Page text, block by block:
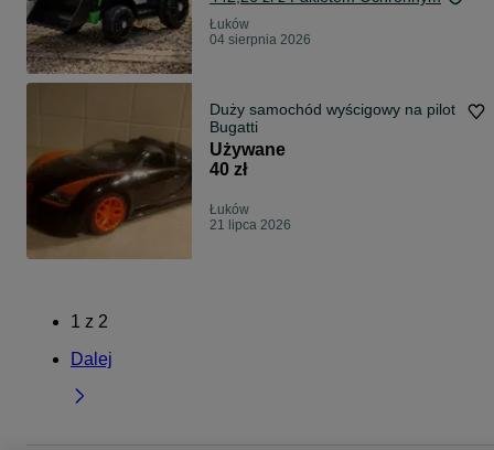
Łuków
04 sierpnia 2026
Duży samochód wyścigowy na pilot
Bugatti
Używane
40 zł
Łuków
21 lipca 2026
1 z 2
Dalej